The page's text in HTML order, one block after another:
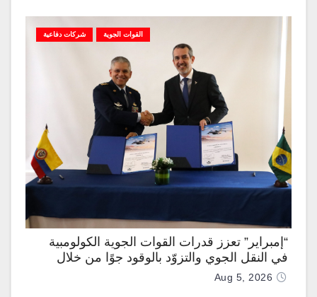
القوات الجوية شركات دفاعية
“إمبراير” تعزز قدرات القوات الجوية الكولومبية
في النقل الجوي والتزوّد بالوقود جوًا من خلال
تزويدها بطائرتي “كيه سي-390 ميلينيوم”
Aug 5, 2026